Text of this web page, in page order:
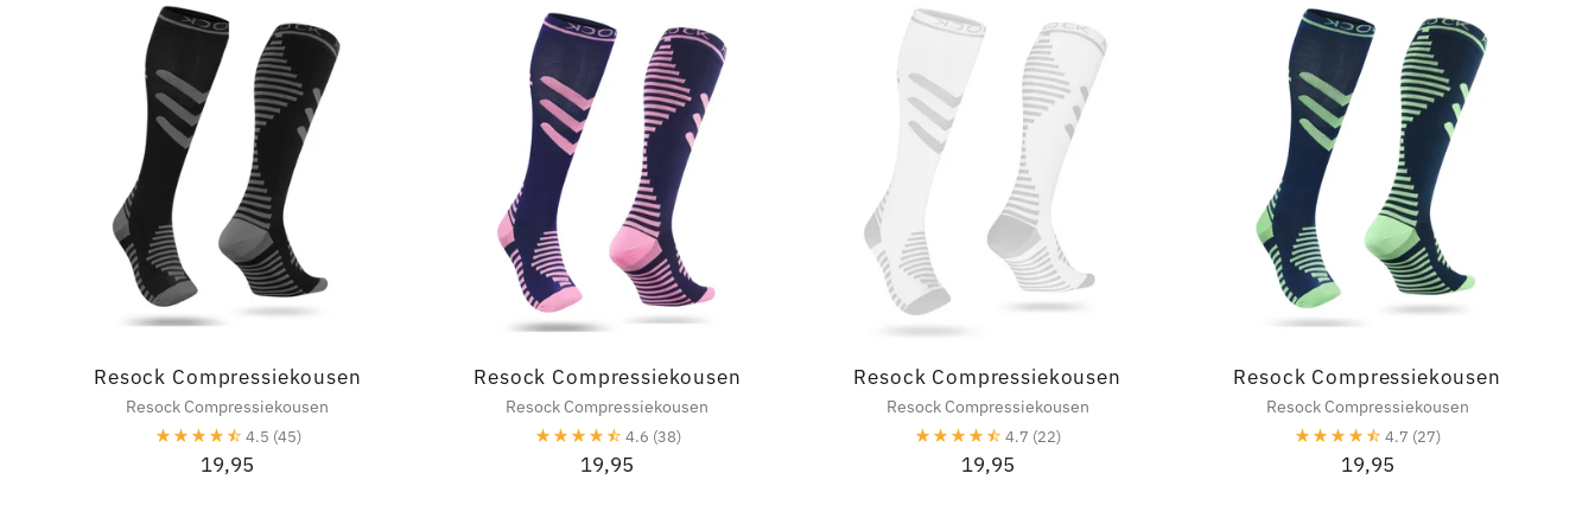
Resock Compressiekousen
Resock Compressiekousen
4.5 (45)
19,95
Resock Compressiekousen
Resock Compressiekousen
4.6 (38)
19,95
Resock Compressiekousen
Resock Compressiekousen
4.7 (22)
19,95
Resock Compressiekousen
Resock Compressiekousen
4.7 (27)
19,95